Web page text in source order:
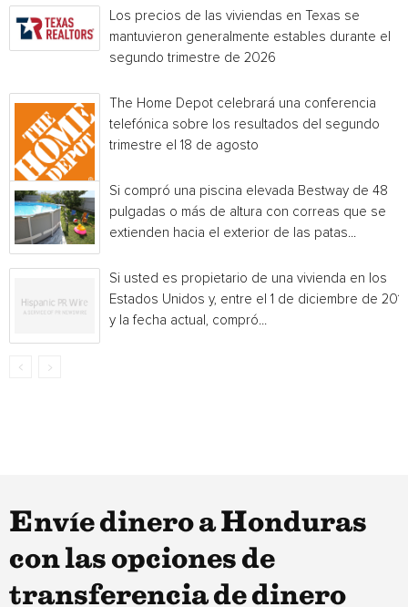
Los precios de las viviendas en Texas se
mantuvieron generalmente estables durante el
segundo trimestre de 2026
The Home Depot celebrará una conferencia
telefónica sobre los resultados del segundo
trimestre el 18 de agosto
Si compró una piscina elevada Bestway de 48
pulgadas o más de altura con correas que se
extienden hacia el exterior de las patas...
Si usted es propietario de una vivienda en los
Estados Unidos y, entre el 1 de diciembre de
y la fecha actual, compró...
Envíe dinero a Honduras
con las opciones de
transferencia de dinero